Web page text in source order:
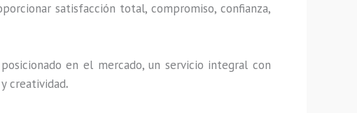
satisfacción total, compromiso, confianza,
en el mercado, un servicio integral con
creatividad.